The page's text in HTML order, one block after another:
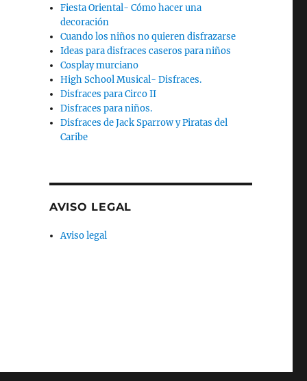
Fiesta Oriental- Cómo hacer una
decoración
Cuando los niños no quieren disfrazarse
Ideas para disfraces caseros para niños
Cosplay murciano
High School Musical- Disfraces.
Disfraces para Circo II
Disfraces para niños.
Disfraces de Jack Sparrow y Piratas del
Caribe
AVISO LEGAL
Aviso legal